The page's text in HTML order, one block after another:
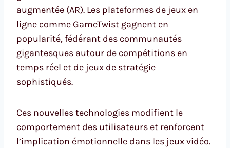
augmentée (AR). Les plateformes de jeux en
ligne comme GameTwist gagnent en
popularité, fédérant des communautés
gigantesques autour de compétitions en
temps réel et de jeux de stratégie
sophistiqués.
Ces nouvelles technologies modifient le
comportement des utilisateurs et renforcent
l’implication émotionnelle dans les jeux vidéo.